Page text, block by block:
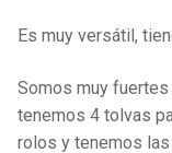
Es muy versátil,
Somos muy
tenemos 4 tolvas
rolos y tenemos